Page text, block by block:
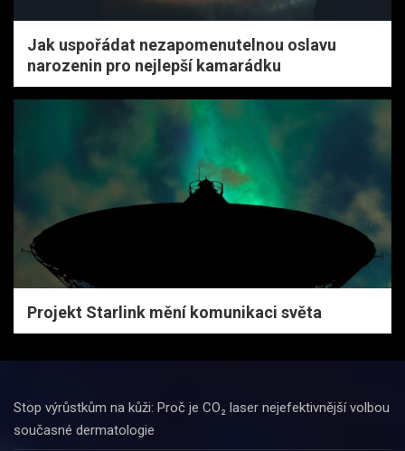
Jak uspořádat nezapomenutelnou oslavu
narozenin pro nejlepší kamarádku
Projekt Starlink mění komunikaci světa
Stop výrůstkům na kůži: Proč je CO₂ laser nejefektivnější volbou
současné dermatologie